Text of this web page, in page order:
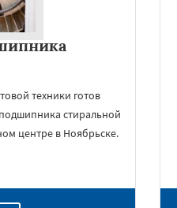
техники готов
стиральной
центре в Ноябрьске.